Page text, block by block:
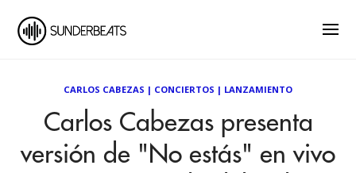
CARLOS CABEZAS | CONCIERTOS | LANZAMIENTO
Carlos Cabezas presenta
versión de "No estás" en vivo